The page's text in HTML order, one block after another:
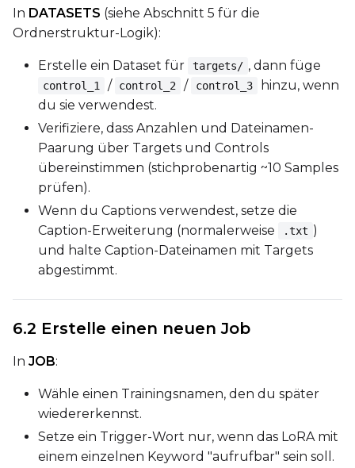
Prompt
Width
Height
In DATASETS (siehe Abschnitt 5 für die
Ordnerstruktur-Logik):
Erstelle ein Dataset für targets/ , dann füge
control_1 / control_2 / control_3
hinzu, wenn
du sie verwendest.
Verifiziere, dass Anzahlen und Dateinamen-
Paarung über Targets und Controls
übereinstimmen (stichprobenartig ~10 Samples
prüfen).
Wenn du Captions verwendest, setze die
Caption-Erweiterung (normalerweise
.txt )
und halte Caption-Dateinamen mit Targets
abgestimmt.
6.2 Erstelle einen neuen Job
In JOB:
Wähle einen Trainingsnamen, den du später
wiedererkennst.
Setze ein Trigger-Wort nur, wenn das LoRA mit
einem einzelnen Keyword "aufrufbar" sein soll.